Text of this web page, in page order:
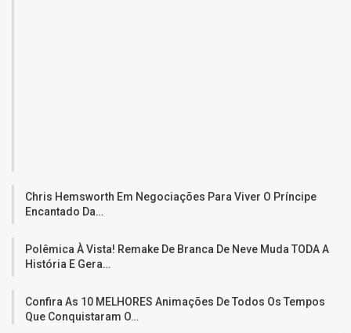
Chris Hemsworth Em Negociações Para Viver O Príncipe
Encantado Da…
Polêmica À Vista! Remake De Branca De Neve Muda TODA A
História E Gera…
Confira As 10 MELHORES Animações De Todos Os Tempos
Que Conquistaram O…